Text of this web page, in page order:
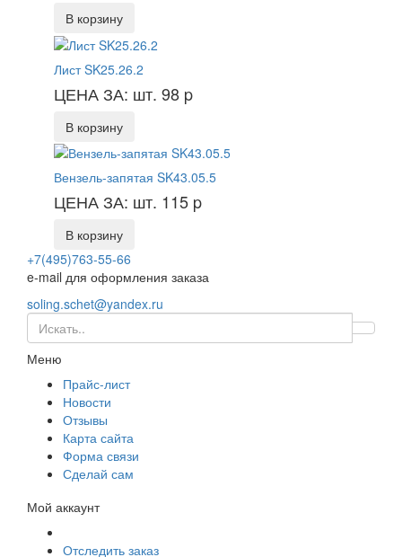
В корзину
Лист SK25.26.2
ЦЕНА ЗА: шт. 98 p
В корзину
Вензель-запятая SK43.05.5
ЦЕНА ЗА: шт. 115 p
В корзину
+7(495)763-55-66
e-mail для оформления заказа
soling.schet@yandex.ru
Меню
Прайс-лист
Новости
Отзывы
Карта сайта
Форма связи
Сделай сам
Мой аккаунт
Отследить заказ